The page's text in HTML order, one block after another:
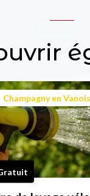
Champagny en